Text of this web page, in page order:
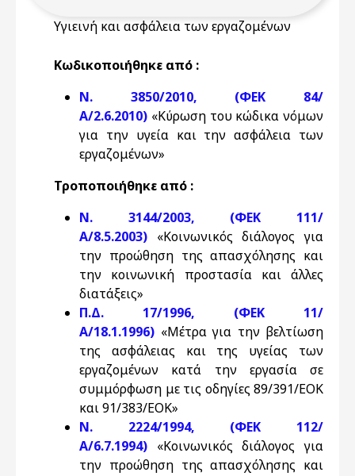
Υγιεινή και ασφάλεια των εργαζομένων
Κωδικοποιήθηκε από :
Ν. 3850/2010, (ΦΕΚ 84/
Α/2.6.2010) «Κύρωση του κώδικα νόμων
για την υγεία και την ασφάλεια των
εργαζομένων»
Τροποποιήθηκε από :
Ν. 3144/2003, (ΦΕΚ 111/
Α/8.5.2003) «Κοινωνικός διάλογος για
την προώθηση της απασχόλησης και
την κοινωνική προστασία και άλλες
διατάξεις»
Π.Δ. 17/1996, (ΦΕΚ 11/
Α/18.1.1996) «Μέτρα για την βελτίωση
της ασφάλειας και της υγείας των
εργαζομένων κατά την εργασία σε
συμμόρφωση με τις οδηγίες 89/391/EOK
και 91/383/EOK»
Ν. 2224/1994, (ΦΕΚ 112/
Α/6.7.1994) «Κοινωνικός διάλογος για
την προώθηση της απασχόλησης και